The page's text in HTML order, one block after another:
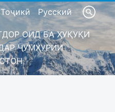
Тоҷикӣ Русский
ОИД БА ҲУҚУҚИ
ҶУМҲУРИИ